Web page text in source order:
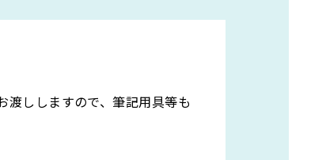
渡ししますので、筆記用具等も